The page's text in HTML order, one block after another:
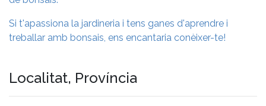
Si t'apassiona la jardineria i tens ganes d'aprendre i
treballar amb bonsais, ens encantaria conèixer-te!
Localitat, Província